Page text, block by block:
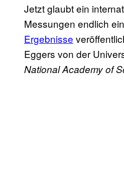
Jetzt glaubt ein
Messungen endlich
Ergebnisse
Eggers von der
National Academy of